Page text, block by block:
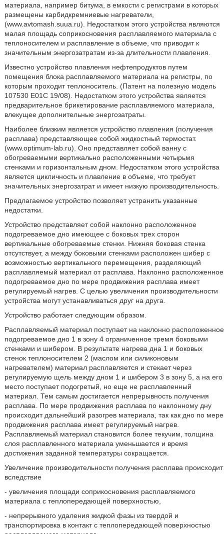
материала, например битума, в емкости с регистрами в которых
размещены карбидкремниевые нагреватели,
(www.avtomash.suua.ru). Недостатком этого устройства являются
малая площадь соприкосновения расплавляемого материала с
теплоносителем и расплавление в объеме, что приводит к
значительным энергозатратам из-за длительности плавления.
Известно устройство плавления нефтепродуктов путем
помещения блока расплавляемого материала на регистры, по
которым проходит теплоноситель. (Патент на полезную модель
107530 Е01С 19/08). Недостатком этого устройства является
предварительное брикетирование расплавляемого материала,
влекущее дополнительные энергозатраты.
Наиболее близким является устройство плавления (получения
расплава) представляющее собой жидкостный термостат.
(www.optimum-lab.ru). Оно представляет собой ванну с
обогреваемыми вертикально расположенными четырьмя
стенками и горизонтальным дном. Недостатком этого устройства
является цикличность и плавление в объеме, что требует
значительных энергозатрат и имеет низкую производительность.
Предлагаемое устройство позволяет устранить указанные
недостатки.
Устройство представляет собой наклонно расположенное
подогреваемое дно имеющее с боковых трех сторон
вертикальные обогреваемые стенки. Нижняя боковая стенка
отсутствует, а между боковыми стенками расположен шибер с
возможностью вертикального перемещения, разделяющий
расплавляемый материал от расплава. Наклонно расположенное
подогреваемое дно по мере продвижения расплава имеет
регулируемый нагрев. С целью увеличения производительности
устройства могут устанавливаться друг на друга.
Устройство работает следующим образом.
Расплавляемый материал поступает на наклонно расположенное
подогреваемое дно 1 в зону 4 ограниченное тремя боковыми
стенками и шибером. В результате нагрева дна 1 и боковых
стенок теплоносителем 2 (маслом или силиконовым
нагревателем) материал расплавляется и стекает через
регулируемую щель между дном 1 и шибером 3 в зону 5, а на его
место поступает подогретый, но еще не расплавленный
материал. Тем самым достигается непрерывность получения
расплава. По мере продвижения расплава по наклонному дну
происходит дальнейший разогрев материала, так как дно по мере
продвижения расплава имеет регулируемый нагрев.
Расплавляемый материал становится более текучим, толщина
слоя расплавленного материала уменьшается и время
достижения заданной температуры сокращается.
Увеличение производительности получения расплава происходит
вследствие
- увеличения площади соприкосновения расплавляемого
материала с теплопередающей поверхностью,
- непрерывного удаления жидкой фазы из твердой и
транспортировка в контакт с теплопередающей поверхностью